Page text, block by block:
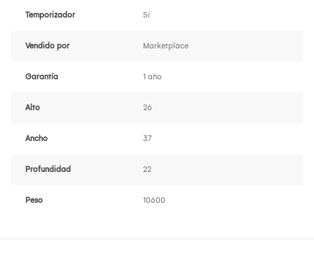
Temporizador Sí
Vendido por Marketplace
Garantía 1 año
Alto 26
Ancho 37
Profundidad 22
Peso 10600